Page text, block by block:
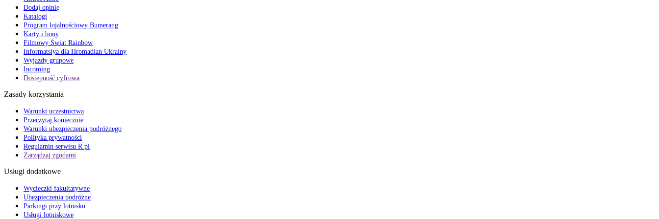
Dodaj opinię
Katalogi
Program lojalnościowy Bumerang
Karty i bony
Filmowy Świat Rainbow
Informatsiya dla Hromadian Ukrainy
Wyjazdy grupowe
Incoming
Dostępność cyfrowa
Zasady korzystania
Warunki uczestnictwa
Przeczytaj koniecznie
Warunki ubezpieczenia podróżnego
Polityka prywatności
Regulamin serwisu R.pl
Zarządzaj zgodami
Usługi dodatkowe
Wycieczki fakultatywne
Ubezpieczenia podróżne
Parkingi przy lotnisku
Usługi lotniskowe